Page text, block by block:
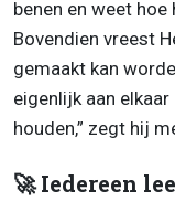
benen en weet
Bovendien vreest
gemaakt kan
eigenlijk aan
houden,” zegt hij
🚀 Iedereen